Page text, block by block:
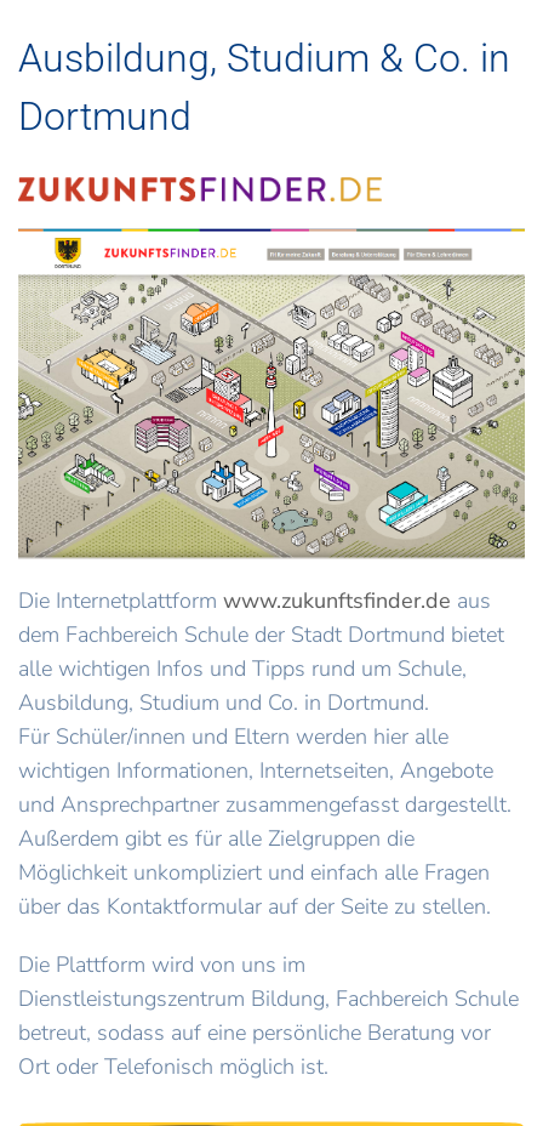
Ausbildung, Studium & Co. in
Dortmund
Die Internetplattform www.zukunftsfinder.de aus
dem Fachbereich Schule der Stadt Dortmund bietet
alle wichtigen Infos und Tipps rund um Schule,
Ausbildung, Studium und Co. in Dortmund.
Für Schüler/innen und Eltern werden hier alle
wichtigen Informationen, Internetseiten, Angebote
und Ansprechpartner zusammengefasst dargestellt.
Außerdem gibt es für alle Zielgruppen die
Möglichkeit unkompliziert und einfach alle Fragen
über das Kontaktformular auf der Seite zu stellen.
Die Plattform wird von uns im
Dienstleistungszentrum Bildung, Fachbereich Schule
betreut, sodass auf eine persönliche Beratung vor
Ort oder Telefonisch möglich ist.